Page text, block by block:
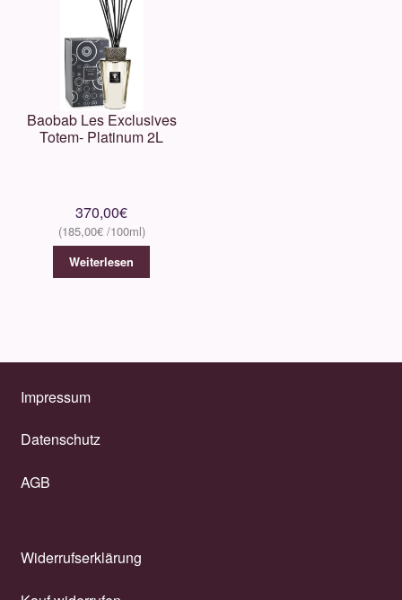
Baobab Les Exclusives
Totem- Platinum 2L
370,00€
185,00€
Weiterlesen
Impressum
Datenschutz
AGB
Widerrufserklärung